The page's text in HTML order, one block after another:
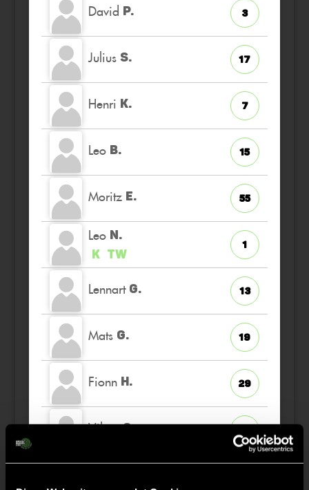
David P. 3
Julius S. 17
Henri K. 7
Leo B. 15
Moritz E. 55
Leo N.
K TW
1
Lennart G. 13
Mats G. 19
Fionn H. 29
Viktor S.